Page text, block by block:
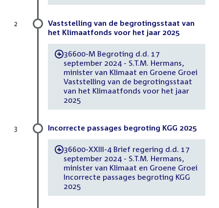
Vaststelling van de begrotingsstaat van
het Klimaatfonds voor het jaar 2025
-36600-M Begroting d.d. 17
september 2024 - S.T.M. Hermans,
minister van Klimaat en Groene Groei
Vaststelling van de begrotingsstaat
van het Klimaatfonds voor het jaar
2025
2
Incorrecte passages begroting KGG 2025
-36600-XXIII-4 Brief regering d.d. 17
september 2024 - S.T.M. Hermans,
minister van Klimaat en Groene Groei
Incorrecte passages begroting KGG
2025
3